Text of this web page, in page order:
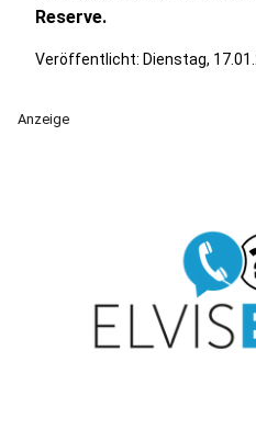
Reserve.
Veröffentlicht: Dienstag,
Anzeige